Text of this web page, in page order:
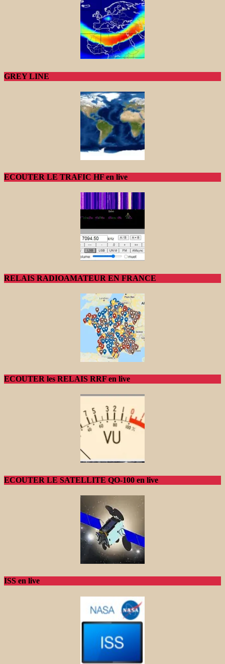
GREY LINE
ECOUTER LE TRAFIC HF en live
RELAIS RADIOAMATEUR EN FRANCE
ECOUTER les RELAIS RRF en live
ECOUTER LE SATELLITE QO-100 en live
ISS en live